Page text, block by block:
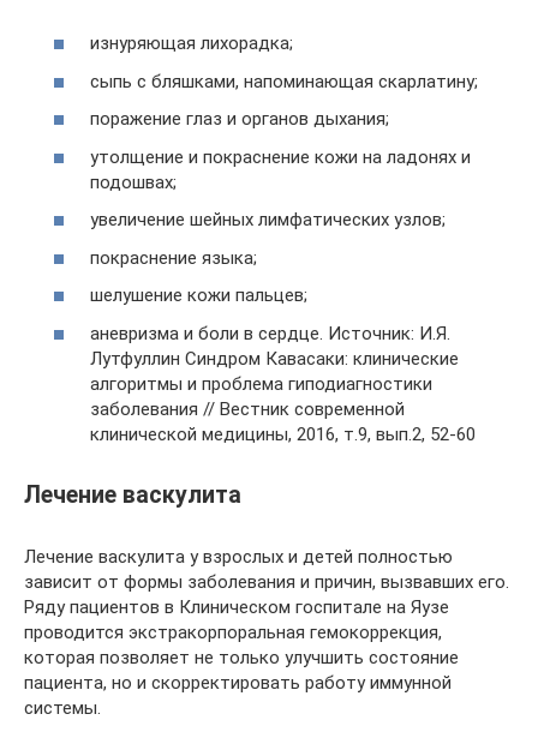
изнуряющая лихорадка;
сыпь с бляшками, напоминающая скарлатину;
поражение глаз и органов дыхания;
утолщение и покраснение кожи на ладонях и
подошвах;
увеличение шейных лимфатических узлов;
покраснение языка;
шелушение кожи пальцев;
аневризма и боли в сердце. Источник: И.Я.
Лутфуллин Синдром Кавасаки: клинические
алгоритмы и проблема гиподиагностики
заболевания // Вестник современной
клинической медицины, 2016, т.9, вып.2, 52-60
Лечение васкулита
Лечение васкулита у взрослых и детей полностью
зависит от формы заболевания и причин, вызвавших его.
Ряду пациентов в Клиническом госпитале на Яузе
проводится экстракорпоральная гемокоррекция,
которая позволяет не только улучшить состояние
пациента, но и скорректировать работу иммунной
системы.